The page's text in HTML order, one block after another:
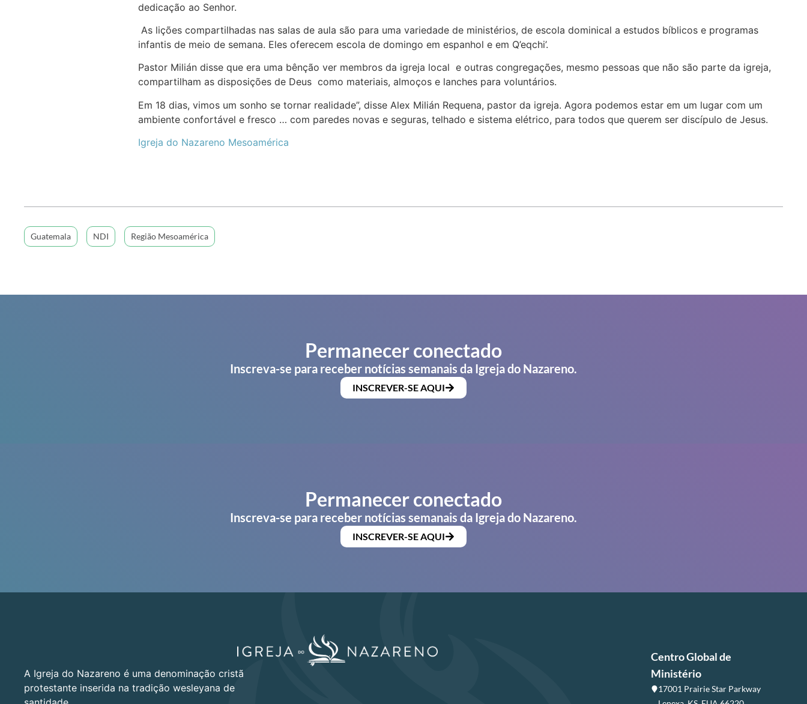
dedicação ao Senhor.
As lições compartilhadas nas salas de aula são para uma variedade de ministérios, de escola dominical a estudos bíblicos e programas
infantis de meio de semana. Eles oferecem escola de domingo em espanhol e em Q’eqchi’.
Pastor Milián disse que era uma bênção ver membros da igreja local e outras congregações, mesmo pessoas que não são parte da igreja,
compartilham as disposições de Deus como materiais, almoços e lanches para voluntários.
Em 18 dias, vimos um sonho se tornar realidade”, disse Alex Milián Requena, pastor da igreja. Agora podemos estar em um lugar com um
ambiente confortável e fresco … com paredes novas e seguras, telhado e sistema elétrico, para todos que querem ser discípulo de Jesus.
Igreja do Nazareno Mesoamérica
Guatemala NDI Região Mesoamérica
Permanecer conectado
Inscreva-se para receber notícias semanais da Igreja do Nazareno.
INSCREVER-SE AQUI
Permanecer conectado
Inscreva-se para receber notícias semanais da Igreja do Nazareno.
INSCREVER-SE AQUI
A Igreja do Nazareno é uma denominação cristã
protestante inserida na tradição wesleyana de
Centro Global de
Ministério
17001 Prairie Star Parkway